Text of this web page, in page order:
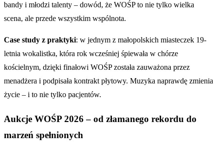
bandy i młodzi talenty – dowód, że WOŚP to nie tylko wielka
scena, ale przede wszystkim wspólnota.
Case study z praktyki: w jednym z małopolskich miasteczek 19-
letnia wokalistka, która rok wcześniej śpiewała w chórze
kościelnym, dzięki finałowi WOŚP została zauważona przez
menadżera i podpisała kontrakt płytowy. Muzyka naprawdę zmienia
życie – i to nie tylko pacjentów.
Aukcje WOŚP 2026 – od złamanego rekordu do
marzeń spełnionych